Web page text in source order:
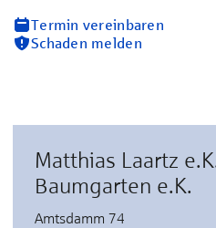
Termin vereinbaren
Schaden melden
Matthias Laartz
Baumgarten e.K.
Amtsdamm 74